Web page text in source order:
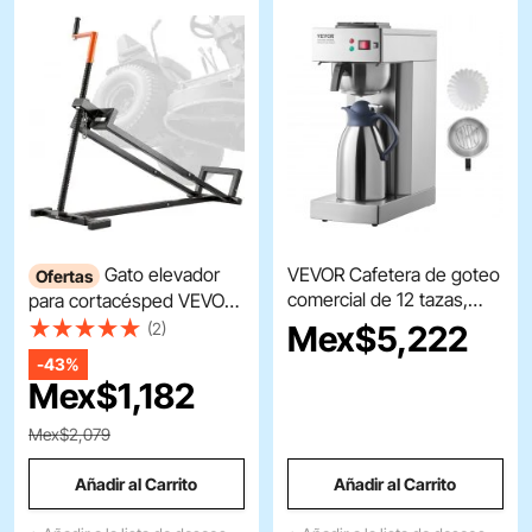
Ofertas Gato elevador
para cortacésped VEVOR,
capacidad de peso de
400 kg, gato telescópico
de mantenimiento con
manivela y mango para
herramientas eléctricas,
elevador plegable para
cortacéspedes y
negro
(2)
-43%
Mex$1,182
Mex$2,079
Añadir al Carrito
VEVOR Cafetera de goteo
comercial de 12 tazas,
cafetera con jarra térmica
para mantener caliente o
Mex$5,222
Añadir al Carrito